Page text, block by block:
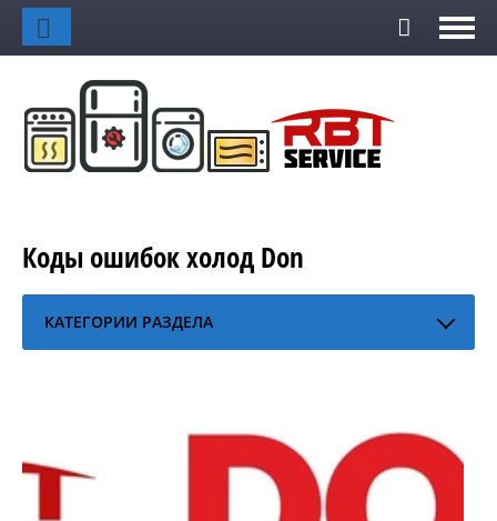
Коды ошибок холод Don
КАТЕГОРИИ РАЗДЕЛА